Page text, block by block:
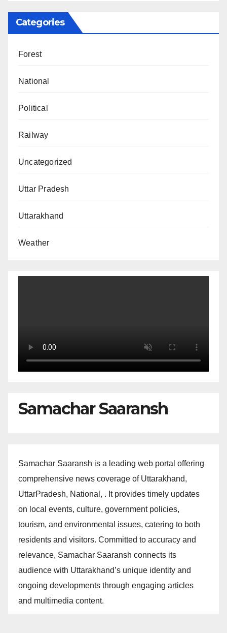
Categories
Forest
National
Political
Railway
Uncategorized
Uttar Pradesh
Uttarakhand
Weather
Samachar Saaransh
Samachar Saaransh is a leading web portal offering
comprehensive news coverage of Uttarakhand,
UttarPradesh, National, . It provides timely updates
on local events, culture, government policies,
tourism, and environmental issues, catering to both
residents and visitors. Committed to accuracy and
relevance, Samachar Saaransh connects its
audience with Uttarakhand’s unique identity and
ongoing developments through engaging articles
and multimedia content.